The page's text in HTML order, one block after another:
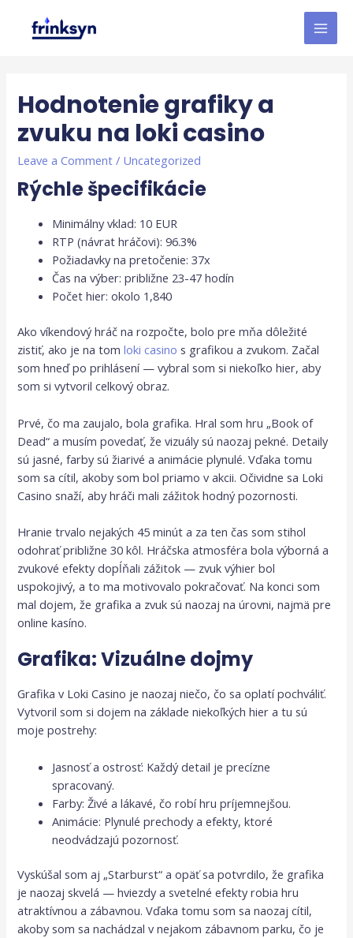
Hodnotenie grafiky a
zvuku na loki casino
Leave a Comment / Uncategorized
Rýchle špecifikácie
Minimálny vklad: 10 EUR
RTP (návrat hráčovi): 96.3%
Požiadavky na pretočenie: 37x
Čas na výber: približne 23-47 hodín
Počet hier: okolo 1,840
Ako víkendový hráč na rozpočte, bolo pre mňa dôležité
zistiť, ako je na tomloki casino s grafikou a zvukom. Začal
som hneď po prihlásení — vybral som si niekoľko hier, aby
som si vytvoril celkový obraz.
Prvé, čo ma zaujalo, bola grafika. Hral som hru „Book of
Dead“ a musím povedať, že vizuály sú naozaj pekné. Detaily
sú jasné, farby sú žiarivé a animácie plynulé. Vďaka tomu
som sa cítil, akoby som bol priamo v akcii. Očividne sa Loki
Casino snaží, aby hráči mali zážitok hodný pozornosti.
Hranie trvalo nejakých 45 minút a za ten čas som stihol
odohrať približne 30 kôl. Hráčska atmosféra bola výborná a
zvukové efekty dopĺňali zážitok — zvuk výhier bol
uspokojivý, a to ma motivovalo pokračovať. Na konci som
mal dojem, že grafika a zvuk sú naozaj na úrovni, najmä pre
online kasíno.
Grafika: Vizuálne dojmy
Grafika v Loki Casino je naozaj niečo, čo sa oplatí pochváliť.
Vytvoril som si dojem na základe niekoľkých hier a tu sú
moje postrehy:
Jasnosť a ostrosť: Každý detail je precízne
spracovaný.
Farby: Živé a lákavé, čo robí hru príjemnejšou.
Animácie: Plynulé prechody a efekty, ktoré
neodvádzajú pozornosť.
Vyskúšal som aj „Starburst“ a opäť sa potvrdilo, že grafika
je naozaj skvelá — hviezdy a svetelné efekty robia hru
atraktívnou a zábavnou. Vďaka tomu som sa naozaj cítil,
akoby som sa nachádzal v nejakom zábavnom parku, čo je